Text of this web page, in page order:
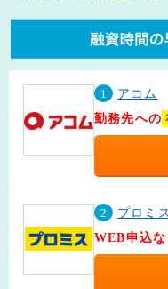
1
アコム
勤務先への
2
プロミス
WEB申込な